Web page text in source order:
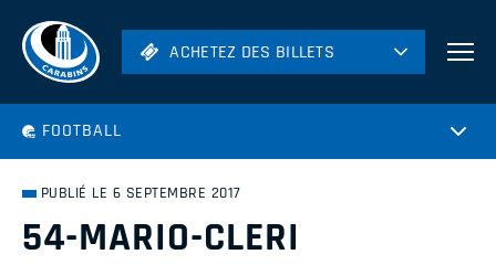
ACHETEZ DES BILLETS
ACHETEZ DES BILLETS
FOOTBALL
PUBLIÉ LE 6 SEPTEMBRE 2017
54-MARIO-CLERI